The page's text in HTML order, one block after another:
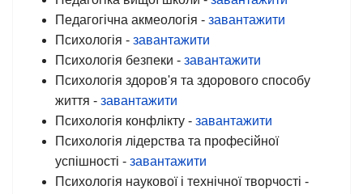
Педагогічна акмеологія - завантажити
Психологія - завантажити
Психологія безпеки - завантажити
Психологія здоров'я та здорового способу
життя - завантажити
Психологія конфлікту - завантажити
Психологія лідерства та професійної
успішності - завантажити
Психологія наукової і технічної творчості -